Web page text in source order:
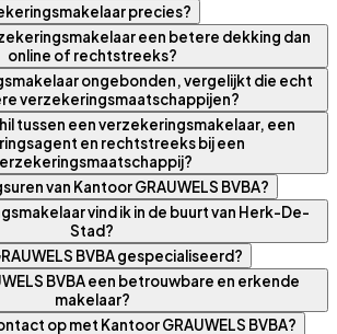
precies?
een betere dekking dan
online of rechtstreeks?
ongebonden, vergelijkt die echt
verzekeringsmaatschappijen?
tussen een verzekeringsmakelaar, een
en rechtstreeks bij een
van Kantoor GRAUWELS BVBA?
vind ik in de buurt van Herk-De-
Stad?
BVBA gespecialiseerd?
BVBA een betrouwbare en erkende
makelaar?
op met Kantoor GRAUWELS BVBA?